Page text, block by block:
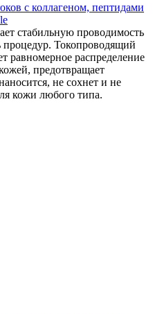
с коллагеном, пептидами
стабильную проводимость
процедур. Токопроводящий
равномерное распределение
предотвращает
не сохнет и не
кожи любого типа.